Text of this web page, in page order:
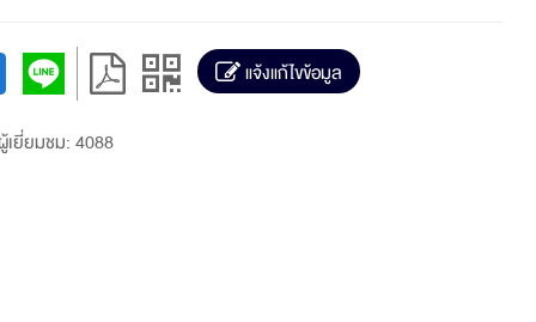
แจ้งแก้ไขข้อมูล
ยี่ยมชม: 4088